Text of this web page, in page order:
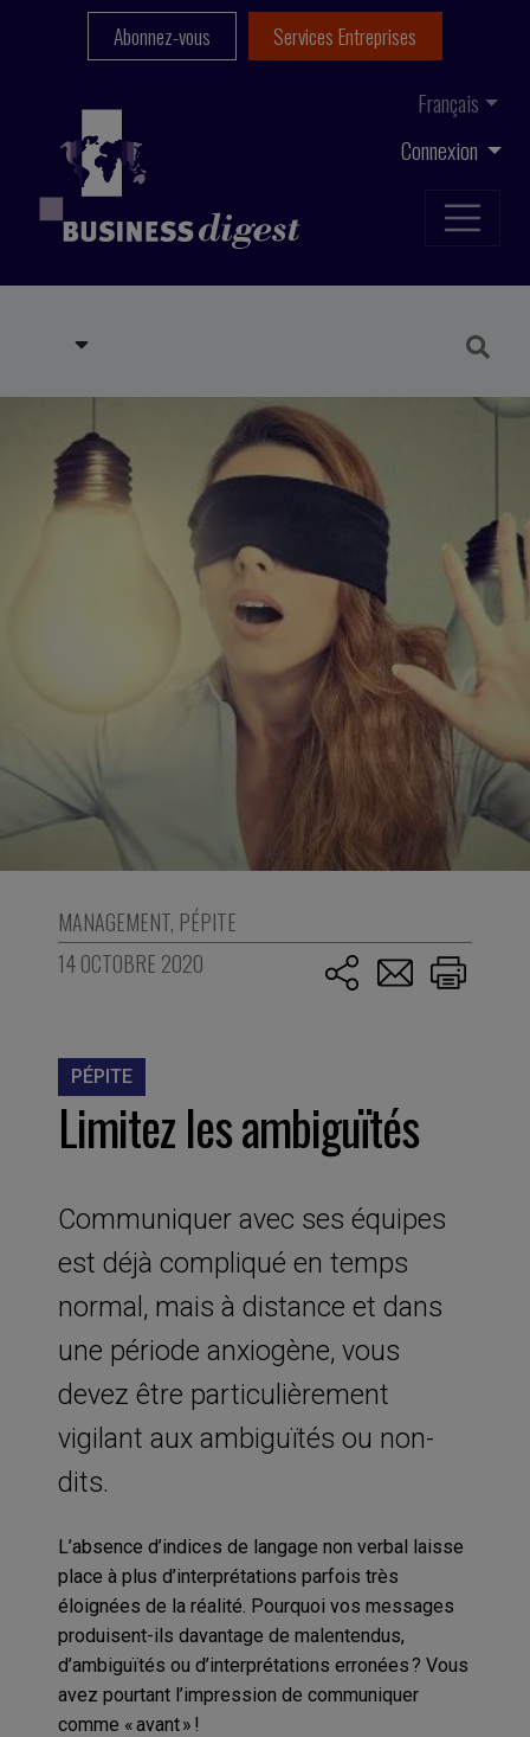
Connexion
Français
Abonnez-vous Services Entreprises
MANAGEMENT, PÉPITE
14 OCTOBRE 2020
PÉPITE
Limitez les ambiguïtés
Communiquer avec ses équipes
est déjà compliqué en temps
normal, mais à distance et dans
une période anxiogène, vous
devez être particulièrement
vigilant aux ambiguïtés ou non-
dits.
L’absence d’indices de langage non verbal laisse
place à plus d’interprétations parfois très
éloignées de la réalité. Pourquoi vos messages
produisent-ils davantage de malentendus,
d’ambiguïtés ou d’interprétations erronées ? Vous
avez pourtant l’impression de communiquer
comme « avant » !